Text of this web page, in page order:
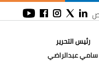
رئيس التحرير
سامي عبدالراضي